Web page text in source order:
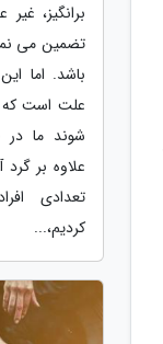
برانگیز،
تضمین می
باشد. اما
علت است که
شوند ما
علاوه بر
تعدادی
کردیم،...